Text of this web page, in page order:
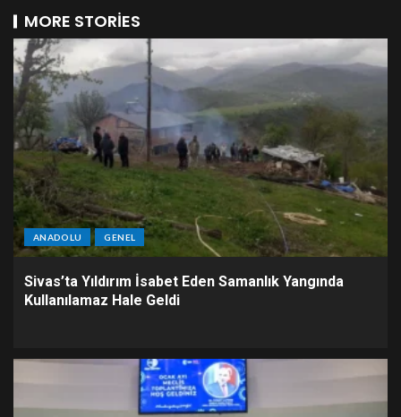
MORE STORIES
ANADOLU GENEL
Sivas’ta Yıldırım İsabet Eden Samanlık Yangında
Kullanılamaz Hale Geldi